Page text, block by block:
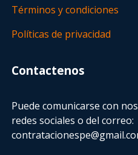
Términos y condiciones
Políticas de privacidad
Contactenos
Puede comunicarse con
redes sociales o del correo: